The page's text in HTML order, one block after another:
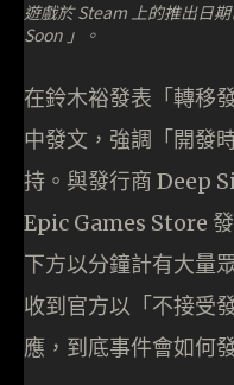
遊戲於 Steam 上的推出日
Soon 」。
在鈴木裕發表「轉移
中發文，強調「開發
持。與發行商 Deep
Epic Games Store
下方以分鐘計有大量
收到官方以「不接受
應，到底事件會如何